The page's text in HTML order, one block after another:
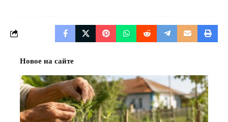
Новое на сайте